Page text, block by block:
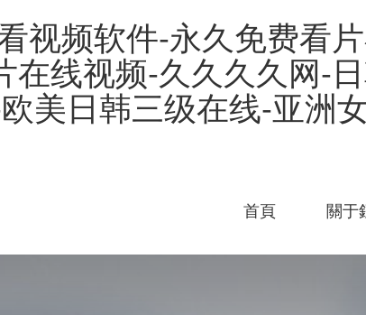
视频软件-永久免费看
在线视频-久久久久网-
美日韩三级在线-亚洲
首頁 關于